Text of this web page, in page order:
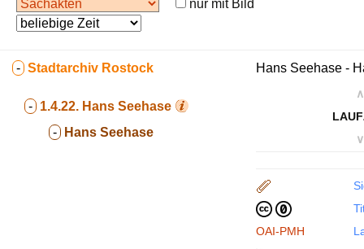
nur mit Bild
- Stadtarchiv Rostock
- 1.4.22. Hans Seehase
- Hans Seehase
Hans Seehase -
∧
∨
OAI-PMH